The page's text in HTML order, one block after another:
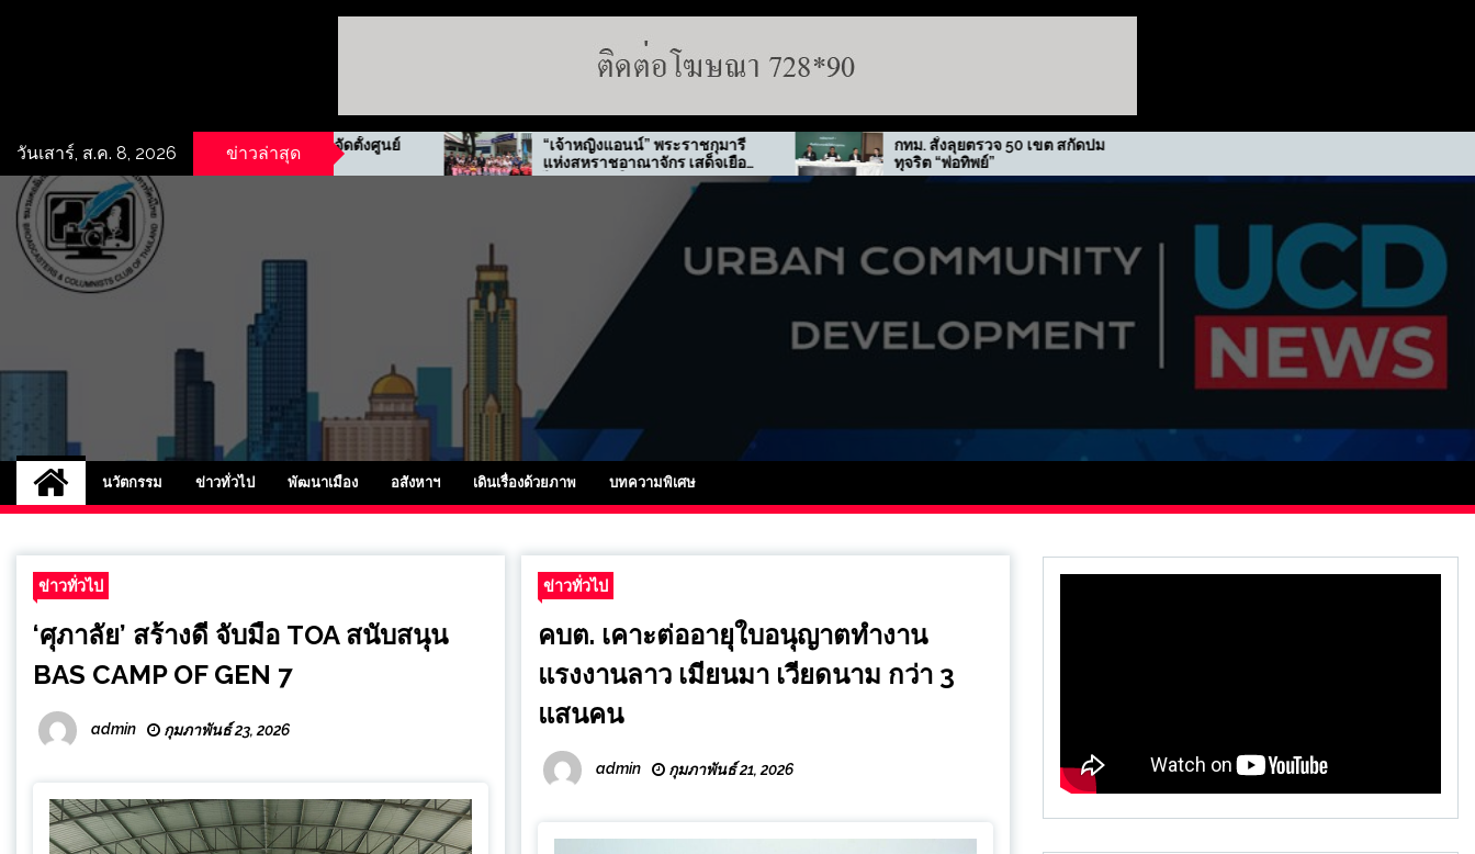
วันเสาร์, ส.ค. 8, 2026 ข่าวล่าสุด
รฟม. ผนึกกำลังชุมชนจัดตั้งศูนย์
ข้อมูลข่าวสารย่าน
ประชาสงเคราะห์
“เจ้าหญิงแอนน์” พระราชกุมารี
แห่งสหราชอาณาจักร เสด็จเยือน
ไทย-เกาหลีใต้
กทม. สั่งลุยตรวจ 50 เขต สกัดปม
ทุจริต “พ่อทิพย์”
รฟม. รับรางวัลเกียรติยศภาคีขับ
UCD
NEW
นวัตกรรม ข่าวทั่วไป พัฒนาเมือง อสังหาฯ เดินเรื่องด้วยภาพ บทความพิเศษ
ข่าวทั่วไป
‘ศุภาลัย’ สร้างดี จับมือ TOA สนับสนุน
BAS CAMP OF GEN 7
admin กุมภาพันธ์ 23, 2026
ข่าวทั่วไป
คบต. เคาะต่ออายุใบอนุญาตทำงาน
แรงงานลาว เมียนมา เวียดนาม กว่า 3
แสนคน
admin กุมภาพันธ์ 21, 2026